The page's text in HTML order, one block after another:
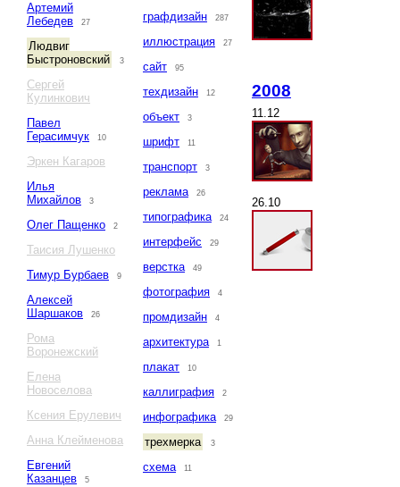
Артемий
Лебедев
27
Людвиг
Быстроновский
3
Сергей
Кулинкович
Павел
Герасимчук
10
Эркен Кагаров
Илья
Михайлов
3
Олег Пащенко 2
Таисия Лушенко
Тимур Бурбаев
9
Алексей
Шаршаков
26
Рома
Воронежский
Елена
Новоселова
Ксения Ерулевич
Анна Клейменова
Евгений
Казанцев
5
графдизайн 287
иллюстрация 27
сайт 95
техдизайн 12
объект 3
шрифт 11
транспорт 3
реклама 26
типографика 24
интерфейс 29
верстка 49
фотография 4
промдизайн 4
архитектура 1
плакат 10
каллиграфия 2
инфографика 29
трехмерка 3
схема 11
2008
11.12
26.10